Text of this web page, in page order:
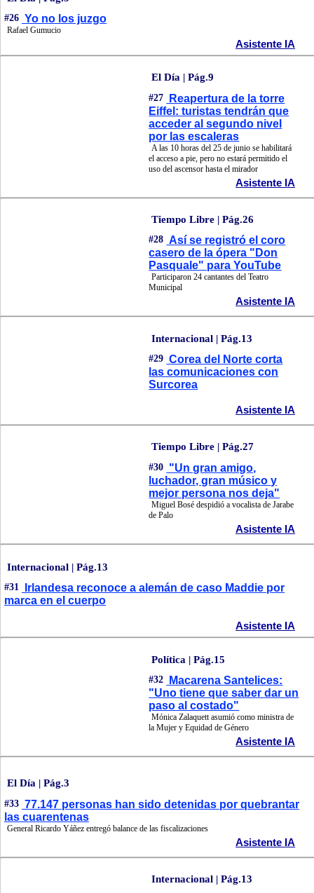
#26 Yo no los juzgo
Rafael Gumucio
Asistente IA
El Día | Pág.9
#27
Reapertura de la torre
Eiffel: turistas tendrán que
acceder al segundo nivel
por las escaleras
A las 10 horas del 25 de junio se habilitará
el acceso a pie, pero no estará permitido el
uso del ascensor hasta el mirador
Asistente IA
Tiempo Libre | Pág.26
#28 Así se registró el coro
casero de la ópera "Don
Pasquale" para YouTube
Participaron 24 cantantes del Teatro
Municipal
Asistente IA
Internacional | Pág.13
#29 Corea del Norte corta
las comunicaciones con
Surcorea
Asistente IA
Tiempo Libre | Pág.27
#30 "Un gran amigo,
luchador, gran músico y
mejor persona nos deja"
Miguel Bosé despidió a vocalista de Jarabe
de Palo
Asistente IA
Internacional | Pág.13
#31
Irlandesa reconoce a alemán de caso Maddie por
marca en el cuerpo
Asistente IA
Política | Pág.15
#32
Macarena Santelices:
"Uno tiene que saber dar un
paso al costado"
Mónica Zalaquett asumió como ministra de
la Mujer y Equidad de Género
Asistente IA
El Día | Pág.3
#33 77.147 personas han sido detenidas por quebrantar
las cuarentenas
General Ricardo Yáñez entregó balance de las fiscalizaciones
Asistente IA
Internacional | Pág.13